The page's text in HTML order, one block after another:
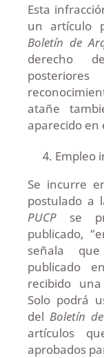
Esta
un artículo
Boletín de
derecho
atañe
aparecido en
Empleo
Se incurre
postulado a
PUCPse
publicado,
señala
publicado
recibido
Solo podrá
del Boletín
artículos
aprobados